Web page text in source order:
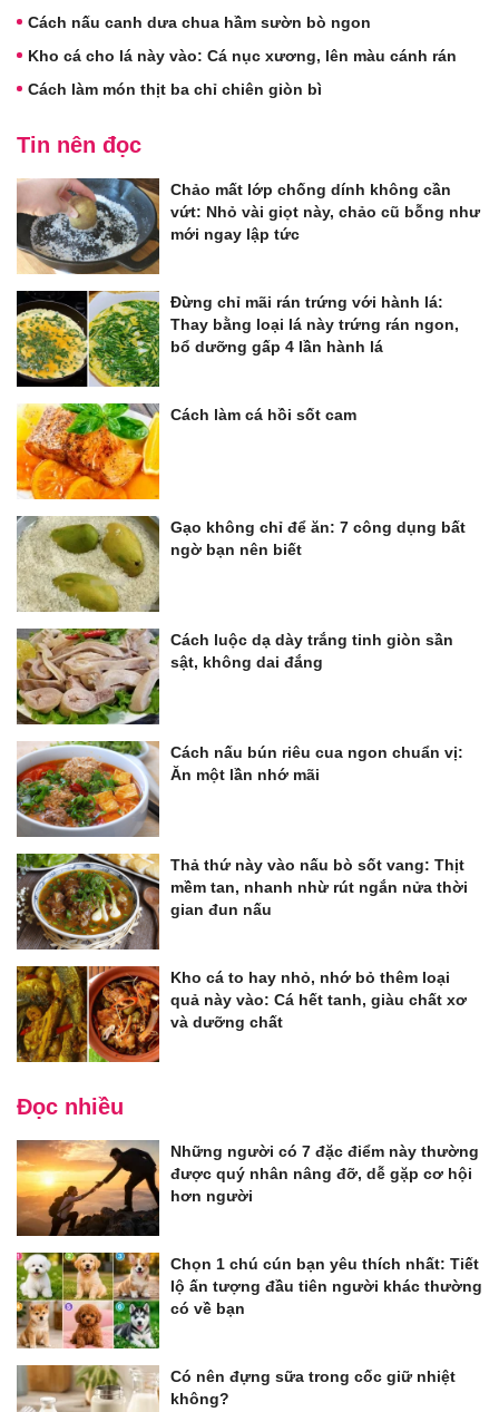
Cách nấu canh dưa chua hầm sườn bò ngon
Kho cá cho lá này vào: Cá nục xương, lên màu cánh rán
Cách làm món thịt ba chỉ chiên giòn bì
Tin nên đọc
Chảo mất lớp chống dính không cần
vứt: Nhỏ vài giọt này, chảo cũ bỗng như
mới ngay lập tức
Đừng chỉ mãi rán trứng với hành lá:
Thay bằng loại lá này trứng rán ngon,
bổ dưỡng gấp 4 lần hành lá
Cách làm cá hồi sốt cam
Gạo không chỉ để ăn: 7 công dụng bất
ngờ bạn nên biết
Cách luộc dạ dày trắng tinh giòn sần
sật, không dai đắng
Cách nấu bún riêu cua ngon chuẩn vị:
Ăn một lần nhớ mãi
Thả thứ này vào nấu bò sốt vang: Thịt
mềm tan, nhanh nhừ rút ngắn nửa thời
gian đun nấu
Kho cá to hay nhỏ, nhớ bỏ thêm loại
quả này vào: Cá hết tanh, giàu chất xơ
và dưỡng chất
Đọc nhiều
Những người có 7 đặc điểm này thường
được quý nhân nâng đỡ, dễ gặp cơ hội
hơn người
Chọn 1 chú cún bạn yêu thích nhất: Tiết
lộ ấn tượng đầu tiên người khác thường
có về bạn
Có nên đựng sữa trong cốc giữ nhiệt
không?